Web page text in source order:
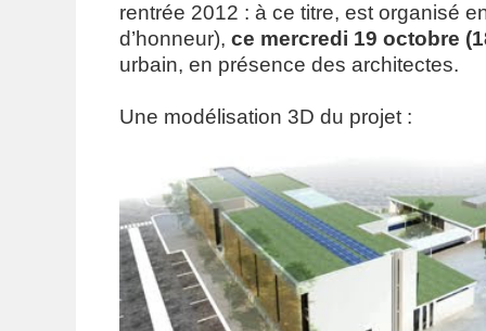
rentrée 2012 : à ce titre, est organisé
d’honneur), ce mercredi 19 octobre
urbain, en présence des architectes.
Une modélisation 3D du projet :